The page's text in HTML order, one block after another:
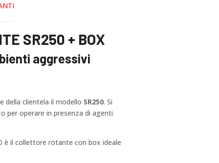
SR250 + BOX
aggressivi
della clientela il modello SR250. Si
per operare in presenza di agenti
è il collettore rotante con box ideale